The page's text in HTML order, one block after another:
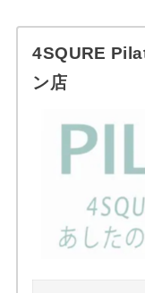
4SQURE
ン店